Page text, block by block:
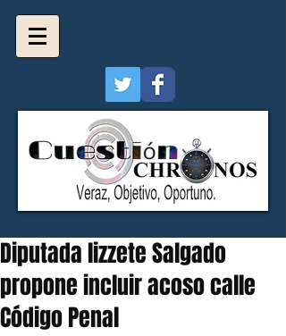
Diputada lizzete Salgado
propone incluir acoso calle
Código Penal